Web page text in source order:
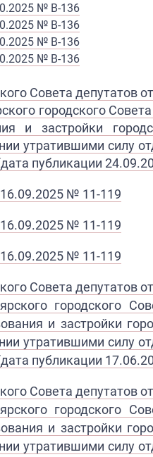
№ В-136
№ В-136
№ В-136
№ В-136
Совета депутатов
городского
и застройки
утратившими силу
публикации
№ 11-119
№ 11-119​
№ 11-119​​
Совета депутатов
городского
и застройки
утратившими силу
публикации
Совета депутатов
городского
и застройки
утратившими силу